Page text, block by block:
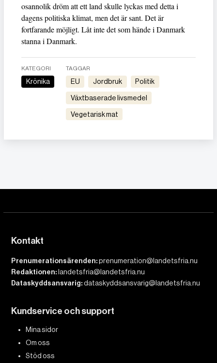
osannolik dröm att ett land skulle lyckas med detta i
dagens politiska klimat, men det är sant. Det är
fortfarande möjligt. Låt inte det som hände i Danmark
stanna i Danmark.
KATEGORI
Krönika
TAGGAR
EU Jordbruk Politik
Växtbaserade livsmedel
Vegetarisk mat
Kontakt
Prenumerationsärenden:prenumeration@landetsfria.nu
Redaktionen: landetsfria@landetsfria.nu
Dataskyddsansvarig:dataskyddsansvarig@landetsfria.nu
Kundservice och support
Mina sidor
Om oss
Stöd oss